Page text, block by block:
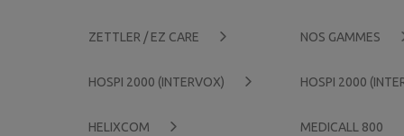
ZETTLER / EZ CARE
HOSPI 2000 (INTERVOX)
HELIXCOM
NOS GAMMES
HOSPI 2000
MEDICALL 800